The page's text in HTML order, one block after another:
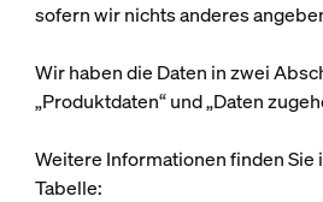
sofern wir nichts anderes
Wir haben die Daten in zwei
„Produktdaten“ und „Daten
Weitere Informationen finden Sie
Tabelle: